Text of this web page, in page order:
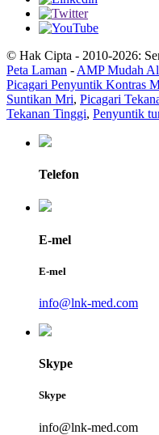
© Hak Cipta - 2010-2026:
Peta Laman - AMP Mudah
Picagari Penyuntik Kontras
Suntikan Mri, Picagari
Tekanan Tinggi, Penyuntik
Telefon
E-mel
E-mel
info@lnk-med.com
Skype
Skype
info@lnk-med.com